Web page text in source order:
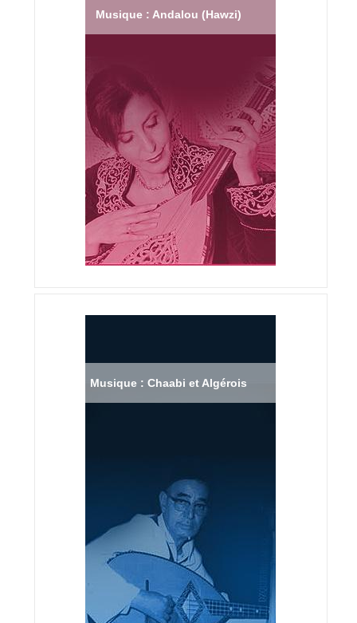
Musique : Andalou (Hawzi)
Musique : Chaabi et Algérois